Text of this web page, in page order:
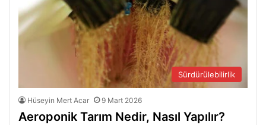
Sürdürülebilirlik
Hüseyin Mert Acar 9 Mart 2026
Aeroponik Tarım Nedir, Nasıl Yapılır?